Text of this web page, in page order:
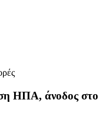
ΗΠΑ, άνοδος στο